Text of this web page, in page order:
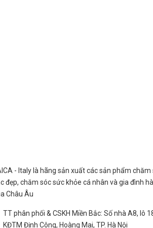
- Italy là hãng sản xuất các sản phẩm chăm
đẹp, chăm sóc sức khỏe cá nhân và gia đình
Châu Âu
TT phân phối & CSKH Miền Bắc: Số nhà A8, lô
KĐTM Định Công, Hoàng Mai, TP. Hà Nội